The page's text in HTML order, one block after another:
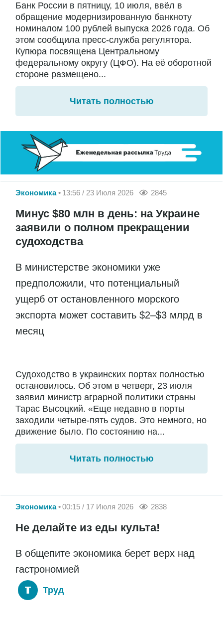
Банк России в пятницу, 10 июля, ввёл в
обращение модернизированную банкноту
номиналом 100 рублей выпуска 2026 года. Об
этом сообщила пресс-служба регулятора.
Купюра посвящена Центральному
федеральному округу (ЦФО). На её оборотной
стороне размещено...
Читать полностью
Экономика 13:56 / 23 Июля 2026 2845
Минус $80 млн в день: на Украине
заявили о полном прекращении
судоходства
В министерстве экономики уже
предположили, что потенциальный
ущерб от остановленного морского
экспорта может составить $2–$3 млрд в
месяц
Судоходство в украинских портах полностью
остановилось. Об этом в четверг, 23 июля
заявил министр аграрной политики страны
Тарас Высоцкий. «Еще недавно в порты
заходили четыре-пять судов. Это немного, но
движение было. По состоянию на...
Читать полностью
Экономика 00:15 / 17 Июля 2026 2838
Не делайте из еды культа!
В общепите экономика берет верх над
гастрономией
Труд